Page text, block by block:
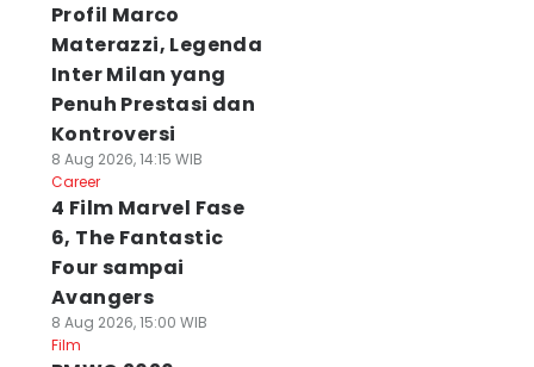
Profil Marco
Materazzi, Legenda
Inter Milan yang
Penuh Prestasi dan
Kontroversi
8 Aug 2026, 14:15 WIB
Career
4 Film Marvel Fase
6, The Fantastic
Four sampai
Avangers
8 Aug 2026, 15:00 WIB
Film